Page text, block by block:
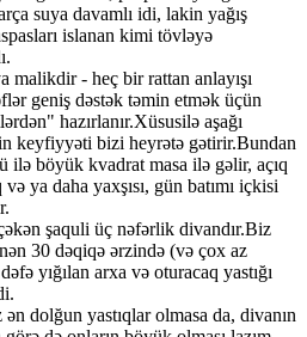
suya davamlı idi, lakin yağış
islanan kimi tövləyə
malikdir - heç bir rattan anlayışı
geniş dəstək təmin etmək üçün
hazırlanır.Xüsusilə aşağı
keyfiyyəti bizi heyrətə gətirir.Bundan
ilə böyük kvadrat masa ilə gəlir, açıq
ya daha yaxşısı, gün batımı içkisi
şaquli üç nəfərlik divandır.Biz
30 dəqiqə ərzində (və çox az
yığılan arxa və oturacaq yastığı
dolğun yastıqlar olmasa da, divanın